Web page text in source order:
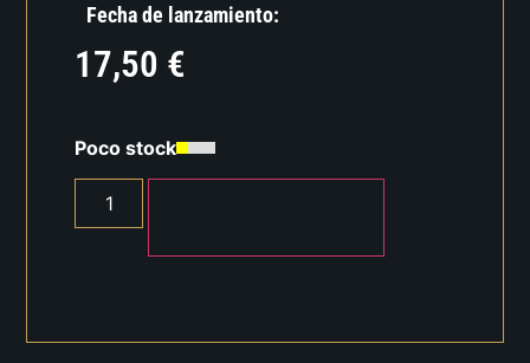
Fecha de lanzamiento:
17,50 €
Poco stock